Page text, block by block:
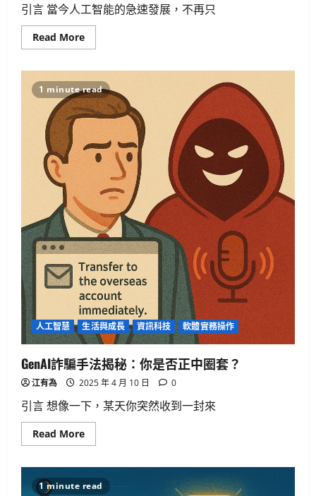
引言 當今人工智能的急速發展，不再只
Read MoreRead
more
必
讀
AI
對
齊
經
典：
深
入
Eliezer
失
落
系
列
1 minute read
人工智慧 生活與成長 資訊科技 軟體實務操作
GenAI詐騙手法揭秘：你是否正中圈套？
江有為 2025 年 4 月 10 日 0
引言 想像一下，某天你突然收到一封來
Read MoreRead
more
騙
手
1 minute read